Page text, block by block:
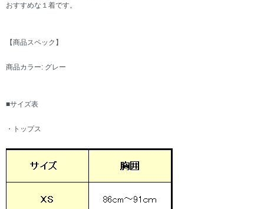
おすすめな１着です。
【商品スペック】
商品カラー: グレー
■サイズ表
・トップス